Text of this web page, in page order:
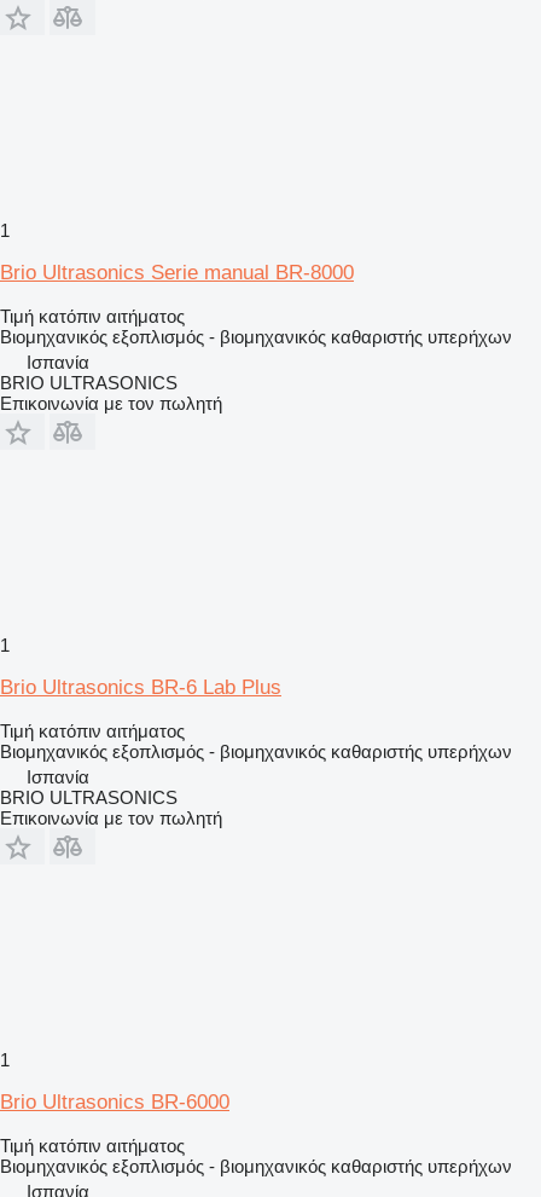
1
Brio Ultrasonics Serie manual BR-8000
Τιμή κατόπιν αιτήματος
Βιομηχανικός εξοπλισμός - βιομηχανικός καθαριστής υπερήχων
Ισπανία
BRIO ULTRASONICS
Επικοινωνία με τον πωλητή
1
Brio Ultrasonics BR-6 Lab Plus
Τιμή κατόπιν αιτήματος
Βιομηχανικός εξοπλισμός - βιομηχανικός καθαριστής υπερήχων
Ισπανία
BRIO ULTRASONICS
Επικοινωνία με τον πωλητή
1
Brio Ultrasonics BR-6000
Τιμή κατόπιν αιτήματος
Βιομηχανικός εξοπλισμός - βιομηχανικός καθαριστής υπερήχων
Ισπανία